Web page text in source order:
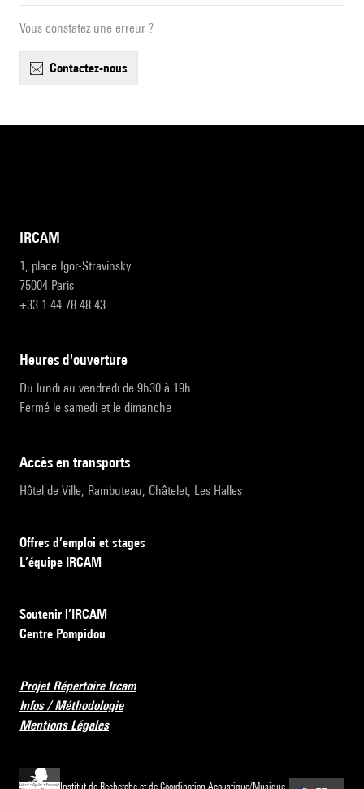
Vous constatez une erreur ?
contactez-nous
IRCAM
1, place Igor-Stravinsky
75004 Paris
+33 1 44 78 48 43
heures d'ouverture
Du lundi au vendredi de 9h30 à 19h
Fermé le samedi et le dimanche
accès en transports
Hôtel de Ville, Rambuteau, Châtelet, Les Halles
Offres d’emploi et stages
L’équipe IRCAM
Soutenir l’IRCAM
Centre Pompidou
Projet Répertoire Ircam
Infos / Méthodologie
Mentions Légales
Institut de Recherche et de Coordination Acoustique/Musique